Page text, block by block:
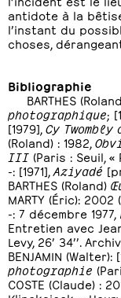
antidote à la
l’instant du
choses,
Bibliographie
BARTHES
photographique;
[1979], Cy Twombly
(Roland) : 1982,
III (Paris : Seuil, «
-: [1971], Aziyadé
BARTHES (Roland)
MARTY (Éric): 2002
-: 7 décembre 1977,
Entretien avec
Levy, 26’ 34’’.
BENJAMIN (Walter):
photographie
COSTE (Claude) :